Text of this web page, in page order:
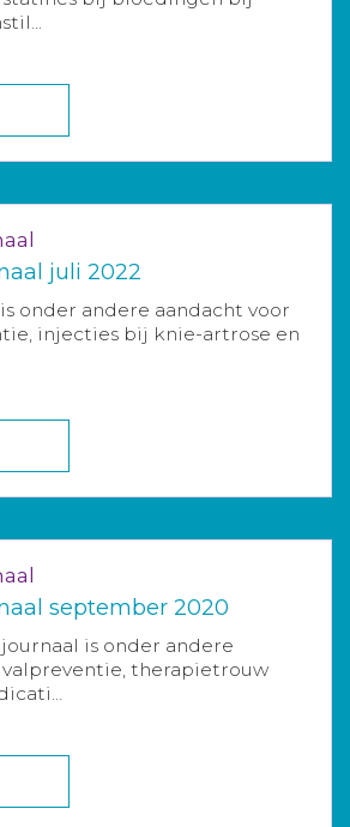
juli 2022
onder andere aandacht voor
injecties bij knie-artrose en
september 2020
is onder andere
valpreventie, therapietrouw